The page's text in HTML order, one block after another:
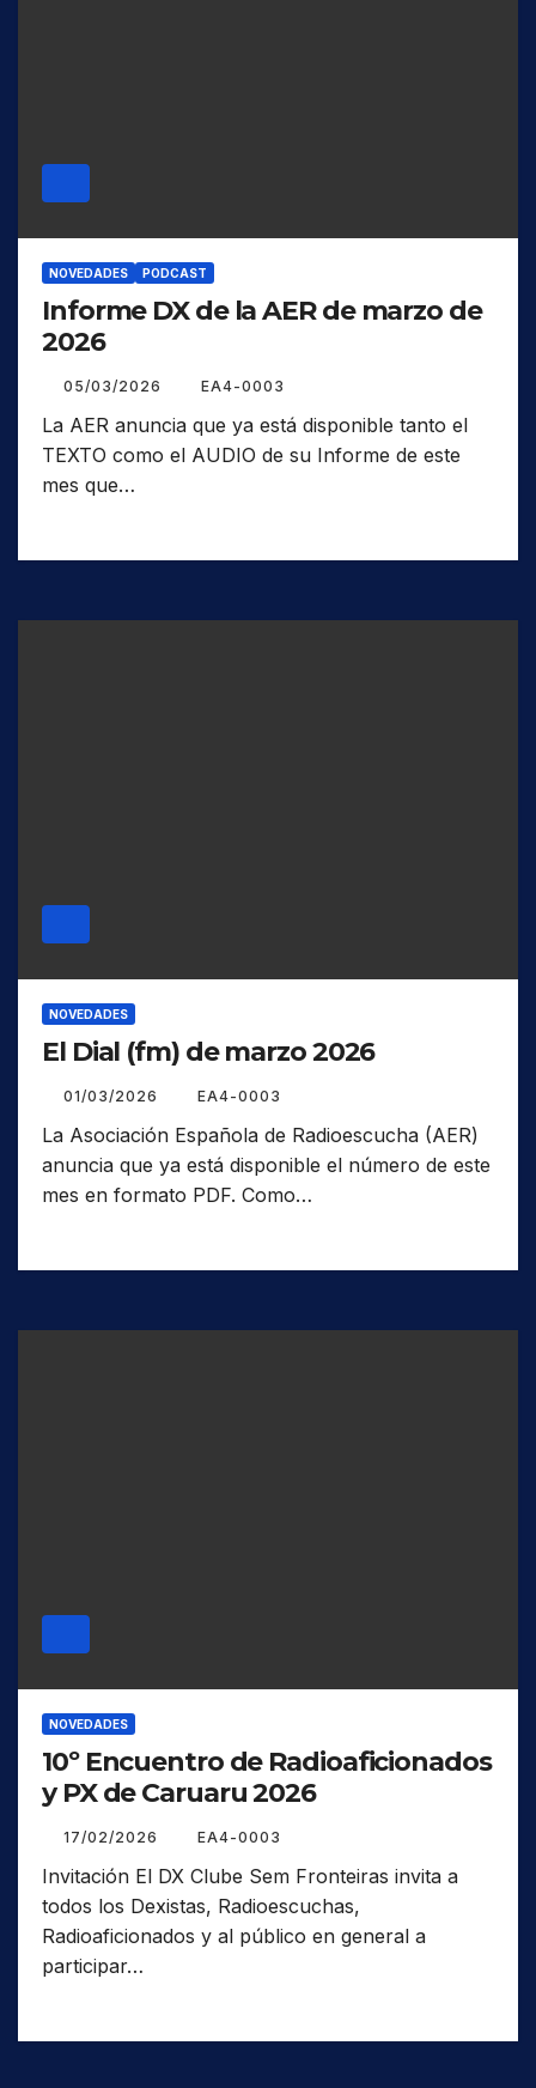
NOVEDADES PODCAST
Informe DX de la AER de marzo de
2026
05/03/2026 EA4-0003
La AER anuncia que ya está disponible tanto el
TEXTO como el AUDIO de su Informe de este
mes que…
NOVEDADES
El Dial (fm) de marzo 2026
01/03/2026 EA4-0003
La Asociación Española de Radioescucha (AER)
anuncia que ya está disponible el número de este
mes en formato PDF. Como…
NOVEDADES
10º Encuentro de Radioaficionados
y PX de Caruaru 2026
17/02/2026 EA4-0003
Invitación El DX Clube Sem Fronteiras invita a
todos los Dexistas, Radioescuchas,
Radioaficionados y al público en general a
participar…